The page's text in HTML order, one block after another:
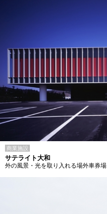
商業施設
サテライト大和
外の風景・光を取り入れる場外車券場